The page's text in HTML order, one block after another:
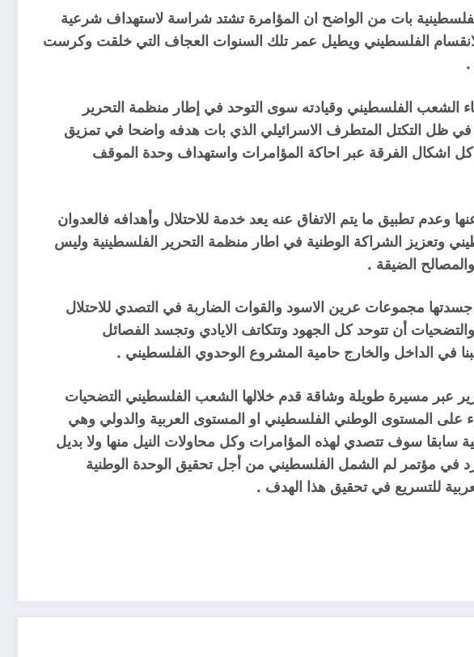
بات من الواضح ان المؤامرة تشتد شراسة لاستهداف شرعية
الانقسام الفلسطيني ويطيل عمر تلك السنوات العجاف التي خلقت وكرست
.
الشعب الفلسطيني وقيادته سوى التوحد في إطار منظمة التحرير
في ظل التكتل المتطرف الاسرائيلي الذي بات هدفه واضحا في تمزيق
اشكال الفرقة عبر احاكة المؤامرات واستهداف وحدة الموقف
وعدم تطبيق ما يتم الاتفاق عنه يعد خدمة للاحتلال وأهدافه فالعدوان
وتعزيز الشراكة الوطنية في اطار منظمة التحرير الفلسطينية وليس
الضيقة .
مجموعات عرين الاسود والقوات الضاربة في التصدي للاحتلال
أن تتوحد كل الجهود وتتكاتف الايادي وتجسد الفصائل
في الداخل والخارج حامية المشروع الوحدوي الفلسطيني .
عبر مسيرة طويلة وشاقة قدم خلالها الشعب الفلسطيني التضحيات
على المستوى الوطني الفلسطيني او المستوى العربية والدولي وهي
سوف تتصدي لهذه المؤامرات وكل محاولات النيل منھا ولا بديل
في مؤتمر لم الشمل الفلسطيني من أجل تحقيق الوحدة الوطنية